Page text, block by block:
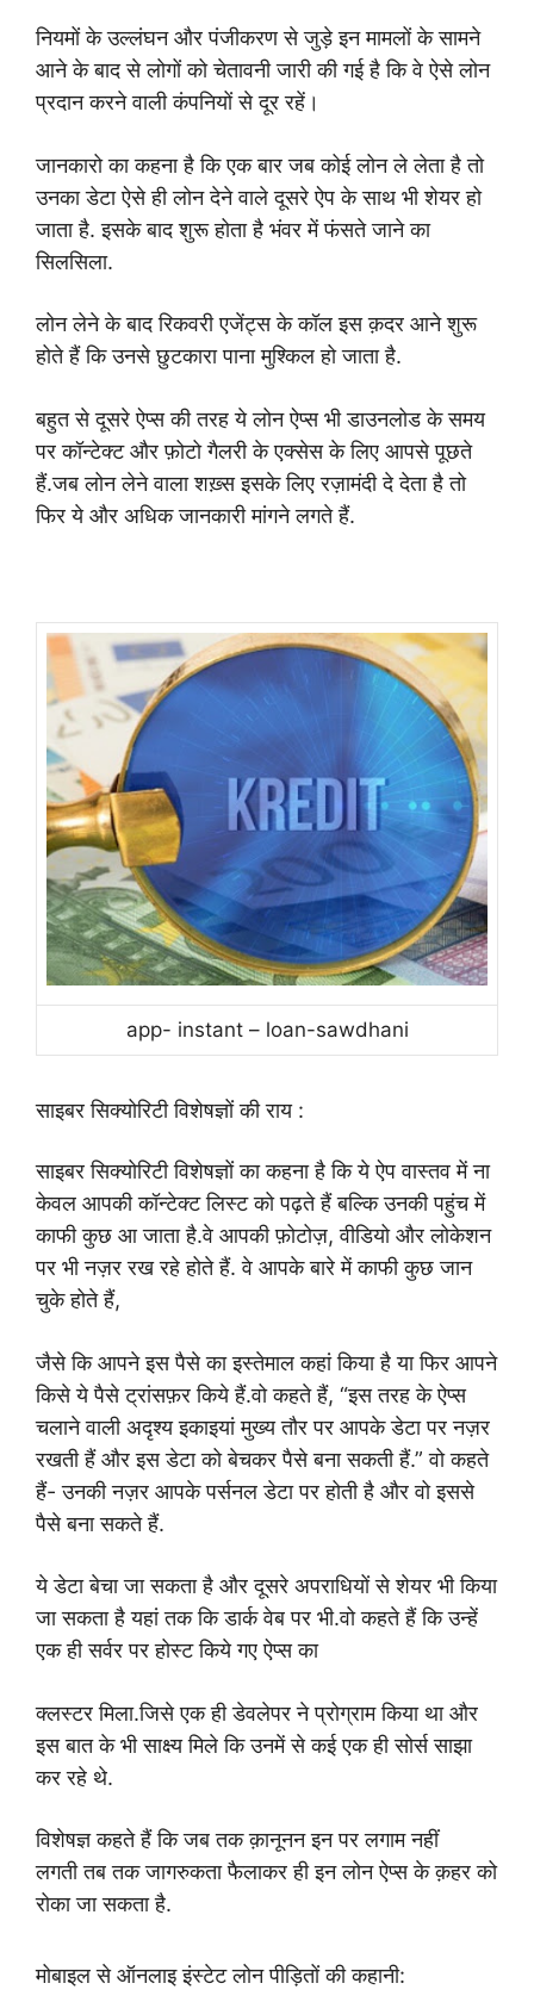
नियमों के उल्लंघन औरपंजीकरण से जुड़े इन मामलों के सामने
आने के बाद से लोगों कोचेतावनी जारी की गई है कि वे ऐसे लोन
प्रदान करने वाली कंपनियोंसे दूर रहें।
जानकारो का कहना है कि एक बार जब कोई लोन ले लेता है तो
उनका डेटा ऐसे ही लोन देने वाले दूसरे ऐप के साथ भी शेयर हो
जाता है.इसके बाद शुरू होता है भंवर में फंसते जाने का
सिलसिला.
लोनलेने के बाद रिकवरी एजेंट्स के कॉल इस क़दर आने शुरू
होते हैं किउनसे छुटकारा पाना मुश्किल हो जाता है.
बहुत से दूसरे ऐप्स की तरह ये लोन ऐप्स भी डाउनलोड के समय
पर कॉन्टेक्ट और फ़ोटो गैलरी के एक्सेस के लिए आपसे पूछते
हैं.जब लोन लेने वाला शख़्स इसके लिए रज़ामंदी दे देता है तो
फिर येऔर अधिक जानकारी मांगने लगते हैं.
app- instant – loan-sawdhani
साइबर सिक्योरिटी विशेषज्ञों की राय :
साइबर सिक्योरिटी विशेषज्ञों का कहना है कि ये ऐप वास्तव में ना
केवल आपकी कॉन्टेक्ट लिस्ट को पढ़ते हैं बल्कि उनकी पहुंच में
काफी कुछ आ जाता है.वे आपकी फ़ोटोज़,वीडियो और लोकेशन
पर भी नज़र रख रहे होते हैं. वे आपके बारे में काफी कुछ जान
चुकेहोते हैं,
जैसे कि आपने इस पैसे का इस्तेमाल कहां किया है या फिर आपने
किसे ये पैसे ट्रांसफ़र किये हैं.वो कहते हैं, “इस तरह के ऐप्स
चलाने वाली अदृश्य इकाइयां मुख्यतौर पर आपके डेटा पर नज़र
रखती हैं और इस डेटा को बेचकर पैसेबना सकती हैं.” वो कहते
हैं- उनकी नज़र आपके पर्सनल डेटा परहोती है और वो इससे
पैसे बना सकते हैं.
ये डेटा बेचा जा सकता है और दूसरे अपराधियों से शेयर भी किया
जा सकता है यहां तक किडार्क वेब पर भी.वो कहते हैं कि उन्हें
एक ही सर्वर पर होस्ट किये गए ऐप्स का
क्लस्टर मिला.जिसे एक ही डेवलेपर ने प्रोग्राम किया था और
इसबात के भी साक्ष्य मिले कि उनमें से कई एक ही सोर्स साझा
कर रहे थे.
विशेषज्ञ कहते हैं कि जब तक क़ानूनन इन पर लगाम नहीं
लगतीतब तक जागरुकता फैलाकर ही इन लोन ऐप्स के क़हर को
रोका जासकता है.
मोबाइल से ऑनलाइ इंस्टेट लोन पीड़ितों की कहानी: